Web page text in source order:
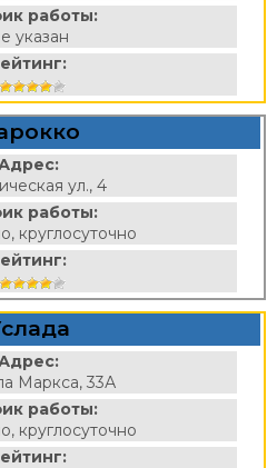
работы:
указан
ул., 4
работы:
круглосуточно
Маркса, 33А
работы:
круглосуточно